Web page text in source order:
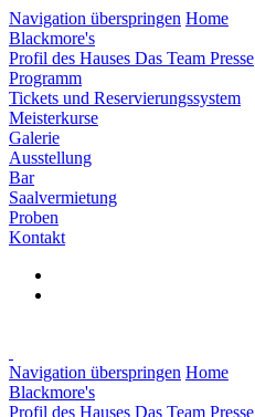
Navigation überspringen Home
Blackmore's
Profil des Hauses Das Team Presse
Programm
Tickets und Reservierungssystem
Meisterkurse
Galerie
Ausstellung
Bar
Saalvermietung
Proben
Kontakt
Navigation überspringen Home
Blackmore's
Profil des Hauses Das Team Presse